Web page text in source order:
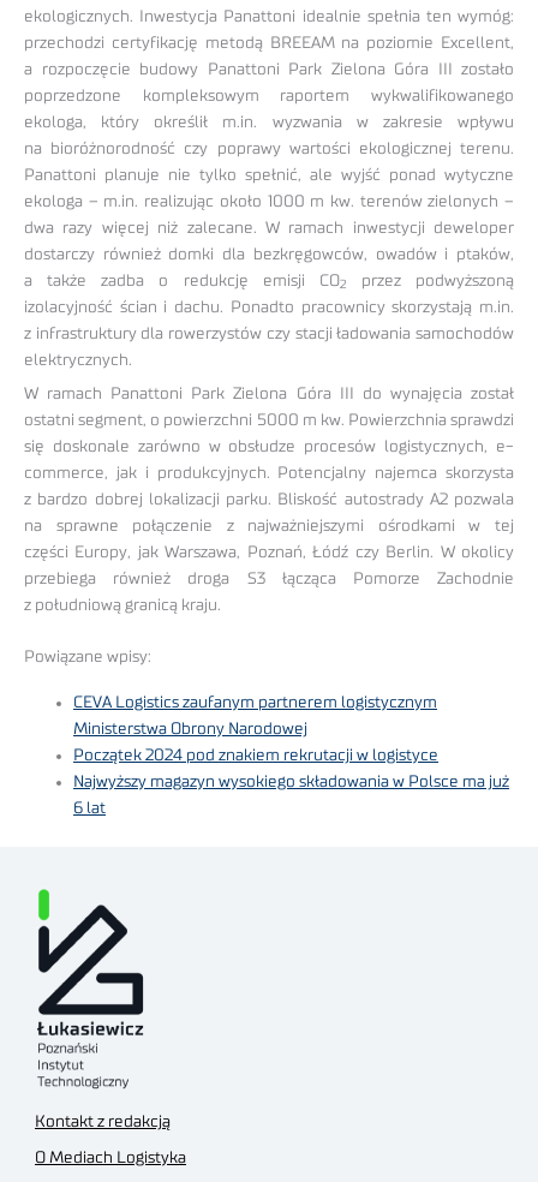
ekologicznych. Inwestycja Panattoni idealnie spełnia ten wymóg:
przechodzi certyfikację metodą BREEAM na poziomie Excellent,
a rozpoczęcie budowy Panattoni Park Zielona Góra III zostało
poprzedzone kompleksowym raportem wykwalifikowanego
ekologa, który określił m.in. wyzwania w zakresie wpływu
na bioróżnorodność czy poprawy wartości ekologicznej terenu.
Panattoni planuje nie tylko spełnić, ale wyjść ponad wytyczne
ekologa – m.in. realizując około 1000 m kw. terenów zielonych –
dwa razy więcej niż zalecane. W ramach inwestycji deweloper
dostarczy również domki dla bezkręgowców, owadów i ptaków,
a także zadba o redukcję emisji CO2
przez podwyższoną
izolacyjność ścian i dachu. Ponadto pracownicy skorzystają m.in.
z infrastruktury dla rowerzystów czy stacji ładowania samochodów
elektrycznych.
W ramach Panattoni Park Zielona Góra III do wynajęcia został
ostatni segment, o powierzchni 5000 m kw. Powierzchnia sprawdzi
się doskonale zarówno w obsłudze procesów logistycznych, e-
commerce, jak i produkcyjnych. Potencjalny najemca skorzysta
z bardzo dobrej lokalizacji parku. Bliskość autostrady A2 pozwala
na sprawne połączenie z najważniejszymi ośrodkami w tej
części Europy, jak Warszawa, Poznań, Łódź czy Berlin. W okolicy
przebiega również droga S3 łącząca Pomorze Zachodnie
z południową granicą kraju.
Powiązane wpisy:
CEVA Logistics zaufanym partnerem logistycznym
Ministerstwa Obrony Narodowej
Początek 2024 pod znakiem rekrutacji w logistyce
Najwyższy magazyn wysokiego składowania w Polsce ma już
6 lat
Kontakt z redakcją
O Mediach Logistyka